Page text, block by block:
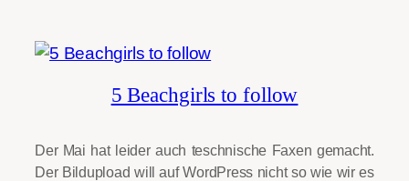
5 Beachgirls to follow
Der Mai hat leider auch teschnische Faxen gemacht.
Der Bildupload will auf WordPress nicht so wie wir es